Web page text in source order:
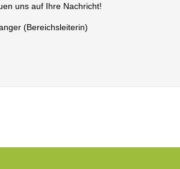
uns auf Ihre Nachricht!
(Bereichsleiterin)